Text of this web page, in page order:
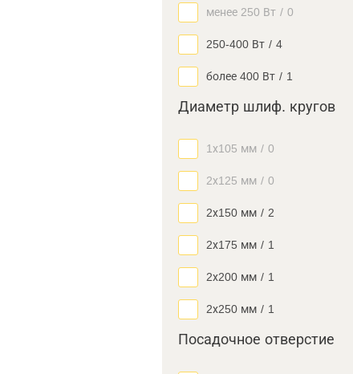
менее 250 Вт / 0
250-400 Вт / 4
более 400 Вт / 1
Диаметр шлиф. кругов
1х105 мм / 0
2х125 мм / 0
2х150 мм / 2
2х175 мм / 1
2х200 мм / 1
2х250 мм / 1
Посадочное отверстие